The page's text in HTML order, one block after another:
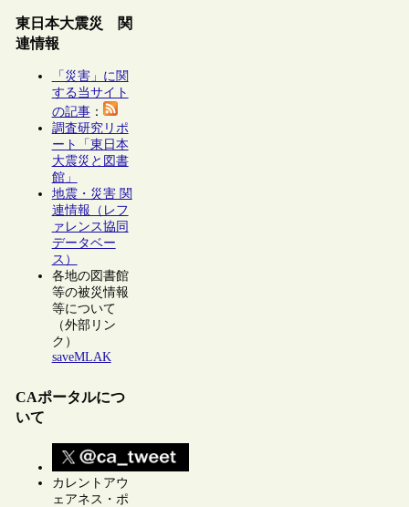
東日本大震災 関
連情報
「災害」に関
する当サイト
の記事：
調査研究リポ
ート「東日本
大震災と図書
館」
地震・災害 関
連情報（レフ
ァレンス協同
データベー
ス）
各地の図書館
等の被災情報
等について
（外部リン
ク）
saveMLAK
CAポータルにつ
いて
カレントアウ
ェアネス・ポ